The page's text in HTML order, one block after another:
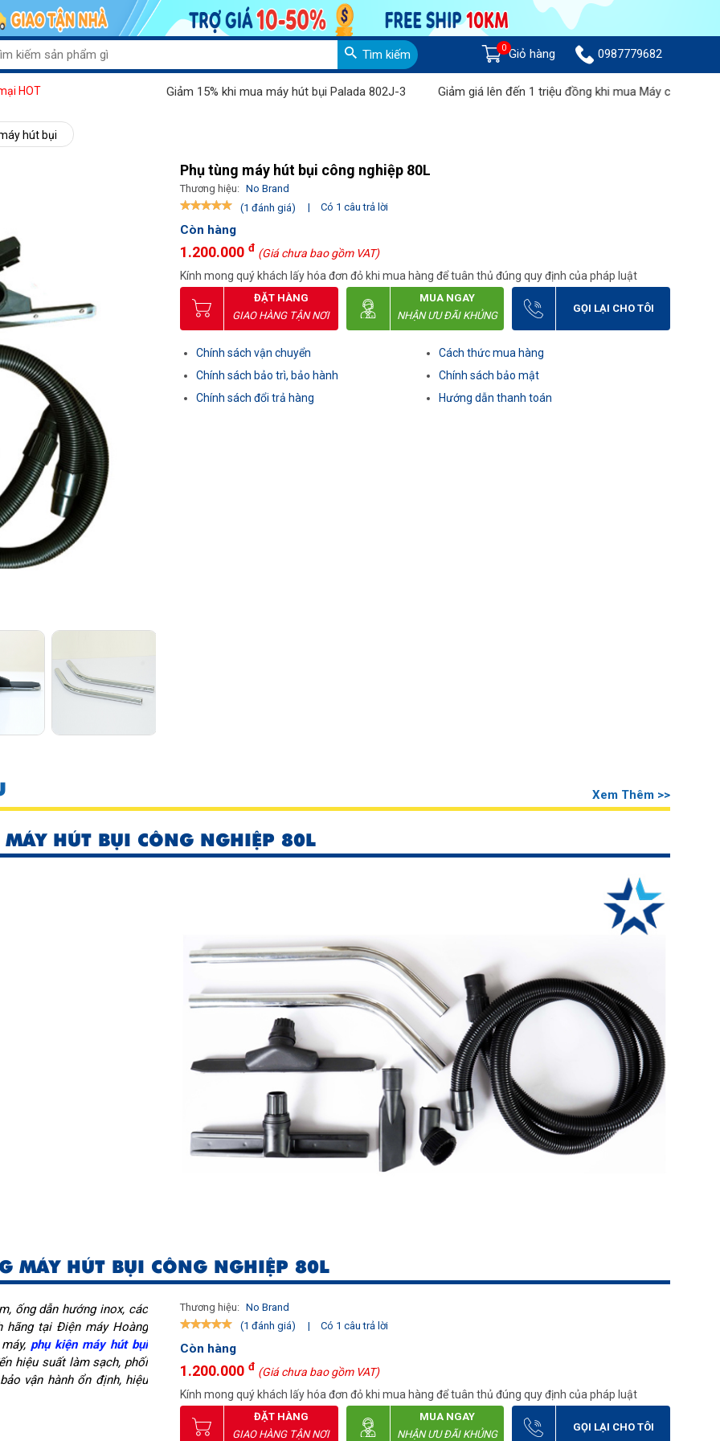
Tìm kiếm 0 Giỏ hàng 0987779682
HOT Giảm 15% khi mua máy hút bụi Palada 802J-3 Giảm giá lên đến 1 triệu đồng khi mua Máy chà sàn liên hợp
hút bụi
Phụ tùng máy hút bụi công nghiệp 80L
Thương hiệu: No Brand
(1 đánh giá)
| Có 1 câu trả lời
Còn hàng
1.200.000 đ (Giá chưa bao gồm VAT)
Kính mong quý khách lấy hóa đơn đỏ khi mua hàng để tuân thủ đúng quy định của pháp luật
ĐẶT HÀNG
GIAO HÀNG TẬN NƠI
MUA NGAY
NHẬN ƯU ĐÃI KHỦNG
GỌI LẠI CHO TÔI
Chính sách vận chuyển
Chính sách bảo trì, bảo hành
Chính sách đổi trả hàng
Cách thức mua hàng
Chính sách bảo mật
Hướng dẫn thanh toán
Xem Thêm >>
HÚT BỤI CÔNG NGHIỆP 80L
MÁY HÚT BỤI CÔNG NGHIỆP 80L
ống dẫn hướng inox, các
hãng tại Điện máy Hoàng
phụ kiện máy hút bụi
hiệu suất làm sạch, phối
vận hành ổn định, hiệu
Thương hiệu: No Brand
(1 đánh giá)
| Có 1 câu trả lời
Còn hàng
1.200.000 đ (Giá chưa bao gồm VAT)
Kính mong quý khách lấy hóa đơn đỏ khi mua hàng để tuân thủ đúng quy định của pháp luật
ĐẶT HÀNG
GIAO HÀNG TẬN NƠI
MUA NGAY
NHẬN ƯU ĐÃI KHỦNG
GỌI LẠI CHO TÔI